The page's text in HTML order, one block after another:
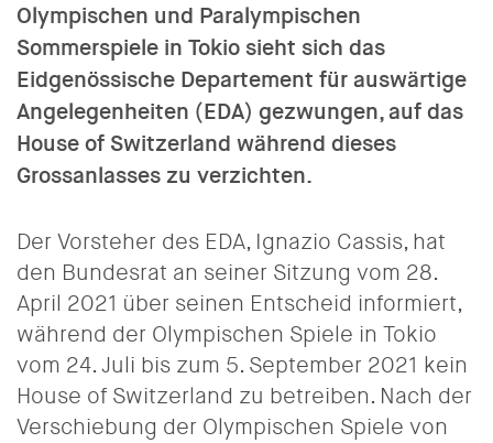
Olympischen und Paralympischen
Sommerspiele in Tokio sieht sich das
Eidgenössische Departement für auswärtige
Angelegenheiten (EDA) gezwungen, auf das
House of Switzerland während dieses
Grossanlasses zu verzichten.
Der Vorsteher des EDA, Ignazio Cassis, hat
den Bundesrat an seiner Sitzung vom 28.
April 2021 über seinen Entscheid informiert,
während der Olympischen Spiele in Tokio
vom 24. Juli bis zum 5. September 2021 kein
House of Switzerland zu betreiben. Nach der
Verschiebung der Olympischen Spiele von